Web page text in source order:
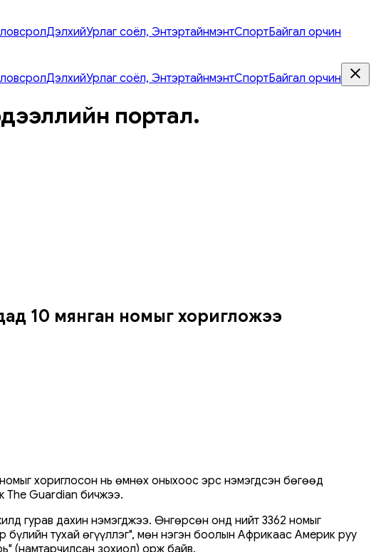
ДэлхийУрлаг соёл, ЭнтэртайнмэнтСпортБайгал орчин
ДэлхийУрлаг соёл, ЭнтэртайнмэнтСпортБайгал орчин
портал.
10 мянган номыг хоригложээ
хориглосон нь өмнөх оныхоос эрс нэмэгдсэн бөгөөд
The Guardian бичжээ.
гурав дахин нэмэгджээ. Өнгөрсөн онд нийт 3362 номыг
тухай өгүүллэг", мөн нэгэн боолын Африкаас Америк руу
(намтарчилсан зохиол) орж байв.